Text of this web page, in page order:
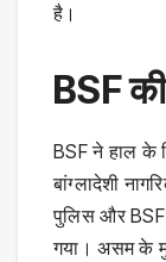
है।
BSF
BSF ने हाल के
बांग्लादेशी
पुलिस और BSF
गया। असम के